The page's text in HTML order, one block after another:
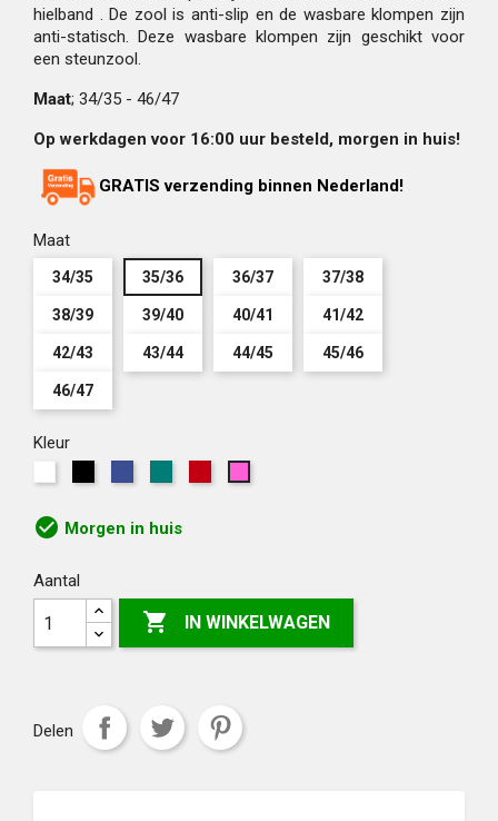
hielband . De zool is anti-slip en de wasbare klompen zijn
anti-statisch. Deze wasbare klompen zijn geschikt voor
een steunzool.
Maat; 34/35 - 46/47
Op werkdagen voor 16:00 uur besteld, morgen in huis!
GRATIS verzending binnen Nederland!
Maat
34/35 35/36 36/37 37/38
38/39 39/40 40/41 41/42
42/43 43/44 44/45 45/46
46/47
Kleur
check_circle Morgen in huis
Aantal
 IN WINKELWAGEN
Delen